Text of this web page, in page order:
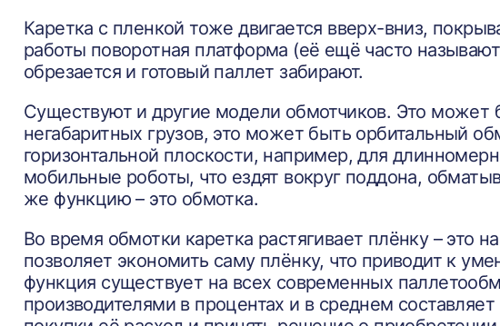
Каретка с пленкой тоже двигается вверх-вниз,
работы поворотная платформа (её ещё часто
обрезается и готовый паллет забирают.
Существуют и другие модели обмотчиков. Это
негабаритных грузов, это может быть орбитальный
горизонтальной плоскости, например, для
мобильные роботы, что ездят вокруг поддона,
же функцию – это обмотка.
Во время обмотки каретка растягивает плёнку – это
позволяет экономить саму плёнку, что приводит к
функция существует на всех современных
производителями в процентах и в среднем